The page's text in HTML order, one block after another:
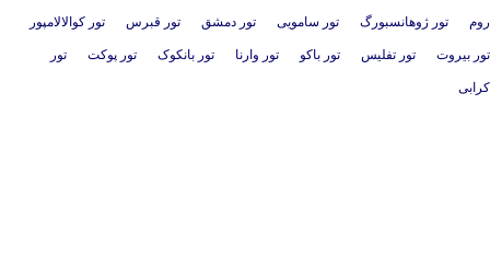
روم تور ژوهانسبورگ تور سامویی تور دمشق تور قبرس تور کوالالامپور
تور بیروت تور تفلیس تور باکو تور وارنا تور بانکوک تور پوکت تور
کرابی